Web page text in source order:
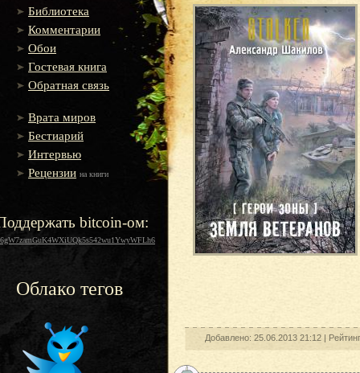
Библиотека
Комментарии
Обои
Гостевая книга
Обратная связь
Врата миров
Бестиарий
Интервью
Рецензии на книги
bitcoin-ом:
Облако тегов
Добавлено: 25.06.2013 21:12 |